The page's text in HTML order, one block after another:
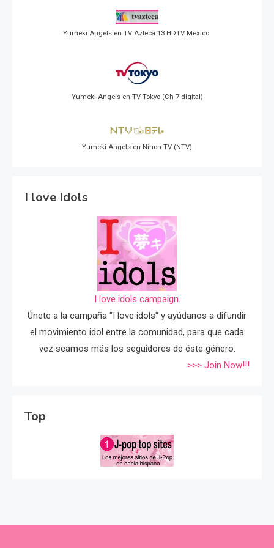
Yumeki Angels en TV Azteca 13 HDTV Mexico.
Yumeki Angels en TV Tokyo (Ch 7 digital)
Yumeki Angels en Nihon TV (NTV)
I love Idols
I love idols campaign.
Únete a la campaña "I love idols" y ayúdanos a difundir
el movimiento idol entre la comunidad, para que cada
vez seamos más los seguidores de éste género.
>>> Join Now!!!
Top